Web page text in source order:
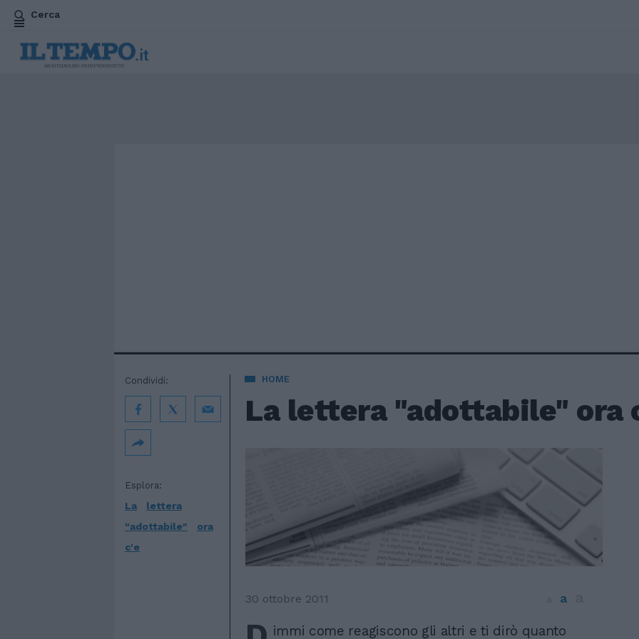
Cerca
HOME
La lettera "adottabile" ora
Esplora:
La
lettera
"adottabile"
ora
c'e
Condividi:
30 ottobre 2011 a
immi come reagiscono gli altri e ti dirò quanto